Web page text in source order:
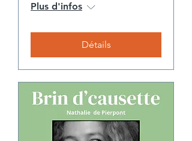
Plus d'infos
Détails